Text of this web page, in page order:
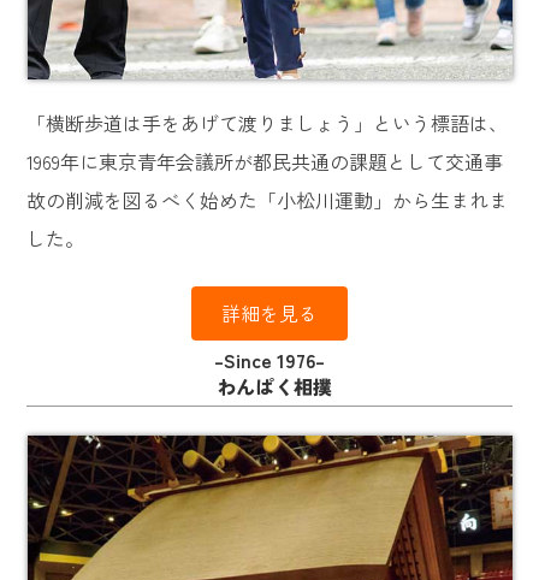
「横断歩道は手をあげて渡りましょう」という標語は、
1969年に東京青年会議所が都民共通の課題として交通事
故の削減を図るべく始めた「小松川運動」から生まれま
した。
詳細を見る
–Since 1976–
わんぱく相撲